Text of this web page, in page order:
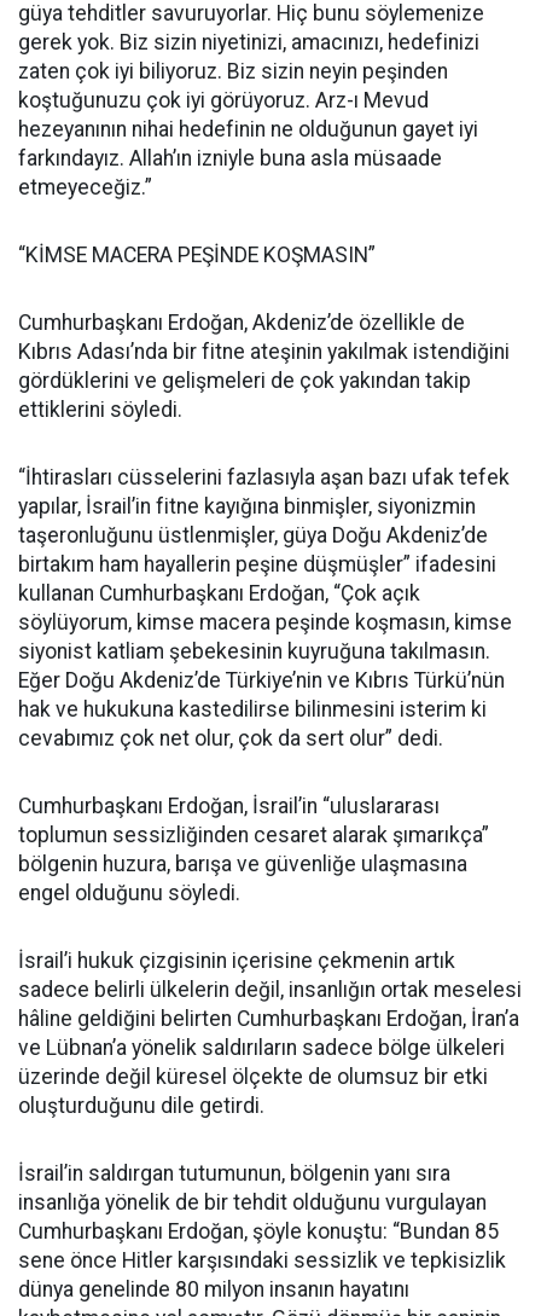
güya tehditler savuruyorlar. Hiç bunu söylemenize
gerek yok. Biz sizin niyetinizi, amacınızı, hedefinizi
zaten çok iyi biliyoruz. Biz sizin neyin peşinden
koştuğunuzu çok iyi görüyoruz. Arz-ı Mevud
hezeyanının nihai hedefinin ne olduğunun gayet iyi
farkındayız. Allah’ın izniyle buna asla müsaade
etmeyeceğiz.”
“KİMSE MACERA PEŞİNDE KOŞMASIN”
Cumhurbaşkanı Erdoğan, Akdeniz’de özellikle de
Kıbrıs Adası’nda bir fitne ateşinin yakılmak istendiğini
gördüklerini ve gelişmeleri de çok yakından takip
ettiklerini söyledi.
“İhtirasları cüsselerini fazlasıyla aşan bazı ufak tefek
yapılar, İsrail’in fitne kayığına binmişler, siyonizmin
taşeronluğunu üstlenmişler, güya Doğu Akdeniz’de
birtakım ham hayallerin peşine düşmüşler” ifadesini
kullanan Cumhurbaşkanı Erdoğan, “Çok açık
söylüyorum, kimse macera peşinde koşmasın, kimse
siyonist katliam şebekesinin kuyruğuna takılmasın.
Eğer Doğu Akdeniz’de Türkiye’nin ve Kıbrıs Türkü’nün
hak ve hukukuna kastedilirse bilinmesini isterim ki
cevabımız çok net olur, çok da sert olur” dedi.
Cumhurbaşkanı Erdoğan, İsrail’in “uluslararası
toplumun sessizliğinden cesaret alarak şımarıkça”
bölgenin huzura, barışa ve güvenliğe ulaşmasına
engel olduğunu söyledi.
İsrail’i hukuk çizgisinin içerisine çekmenin artık
sadece belirli ülkelerin değil, insanlığın ortak meselesi
hâline geldiğini belirten Cumhurbaşkanı Erdoğan, İran’a
ve Lübnan’a yönelik saldırıların sadece bölge ülkeleri
üzerinde değil küresel ölçekte de olumsuz bir etki
oluşturduğunu dile getirdi.
İsrail’in saldırgan tutumunun, bölgenin yanı sıra
insanlığa yönelik de bir tehdit olduğunu vurgulayan
Cumhurbaşkanı Erdoğan, şöyle konuştu: “Bundan 85
sene önce Hitler karşısındaki sessizlik ve tepkisizlik
dünya genelinde 80 milyon insanın hayatını